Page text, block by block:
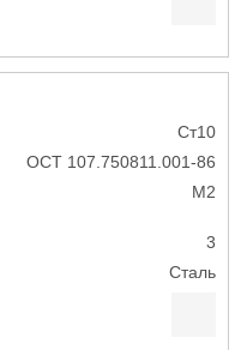
Ст10
ОСТ 107.750811.001-86
М2
3
Сталь